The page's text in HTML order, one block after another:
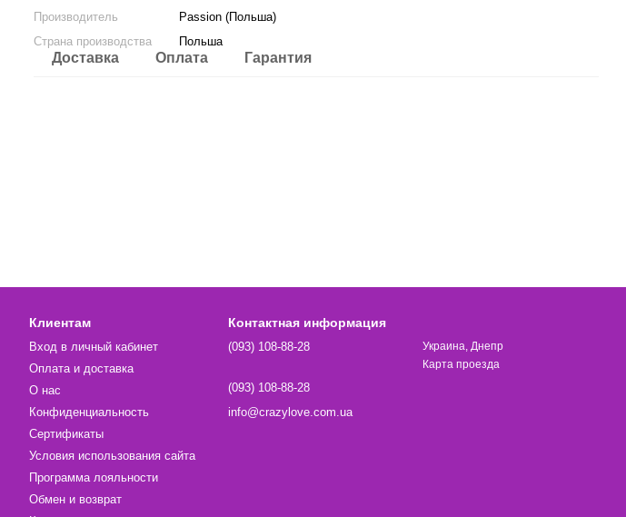
Производитель
Passion (Польша)
Страна производства
Польша
Доставка Оплата Гарантия
Клиентам
Вход в личный кабинет
Оплата и доставка
О нас
Конфиденциальность
Сертификаты
Условия использования сайта
Программа лояльности
Обмен и возврат
Контактная информация
(093) 108-88-28
(093) 108-88-28
info@crazylove.com.ua
Украина, Днепр
Карта проезда